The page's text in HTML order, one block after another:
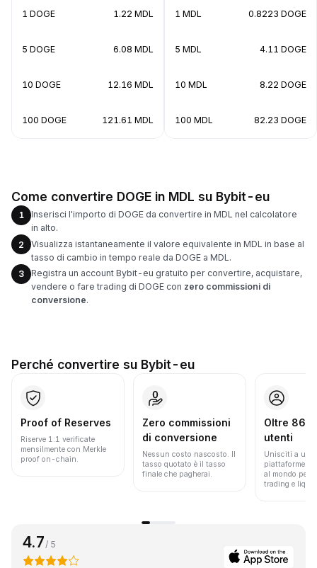
1 DOGE 1.22 MDL
5 DOGE 6.08 MDL
10 DOGE 12.16 MDL
100 DOGE 121.61 MDL
1 MDL 0.8223 DOGE
5 MDL 4.11 DOGE
10 MDL 8.22 DOGE
100 MDL 82.23 DOGE
Come convertire DOGE in MDL su Bybit-eu
1
Inserisci l'importo di DOGE da convertire in MDL nel calcolatore
in alto.
2
Visualizza istantaneamente il valore equivalente in MDL in base al
tasso di cambio in tempo reale da DOGE a MDL.
3
Registra un account Bybit-eu gratuito per convertire, acquistare,
vendere o fare trading di DOGE con zero commissioni di
conversione.
Perché convertire su Bybit-eu
Proof of Reserves
Riserve 1:1 verificate
mensilmente con Merkle
proof on-chain.
Zero commissioni
di conversione
Nessun costo nascosto. Il
tasso quotato è il tasso
finale che pagherai.
Oltre 86
utenti
Unisciti a una
piattaforme
al mondo per
trading e
4.7/ 5